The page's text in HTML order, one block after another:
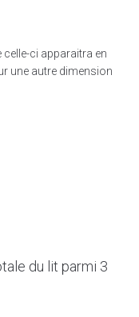
ci apparaitra en
une autre dimension
du lit parmi 3